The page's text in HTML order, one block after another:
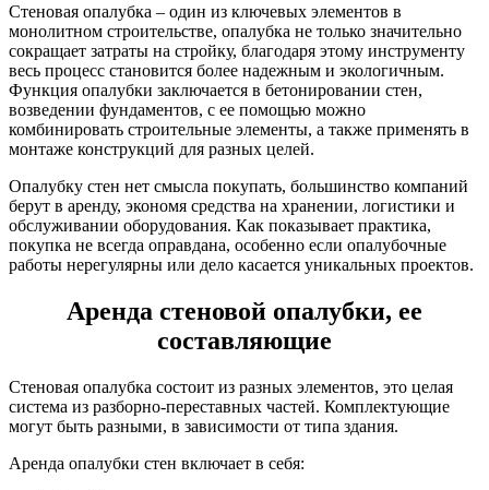
Стеновая опалубка – один из ключевых элементов в
монолитном строительстве, опалубка не только значительно
сокращает затраты на стройку, благодаря этому инструменту
весь процесс становится более надежным и экологичным.
Функция опалубки заключается в бетонировании стен,
возведении фундаментов, с ее помощью можно
комбинировать строительные элементы, а также применять в
монтаже конструкций для разных целей.
Опалубку стен нет смысла покупать, большинство компаний
берут в аренду, экономя средства на хранении, логистики и
обслуживании оборудования. Как показывает практика,
покупка не всегда оправдана, особенно если опалубочные
работы нерегулярны или дело касается уникальных проектов.
Аренда стеновой опалубки, ее
составляющие
Стеновая опалубка состоит из разных элементов, это целая
система из разборно-переставных частей. Комплектующие
могут быть разными, в зависимости от типа здания.
Аренда опалубки стен включает в себя: